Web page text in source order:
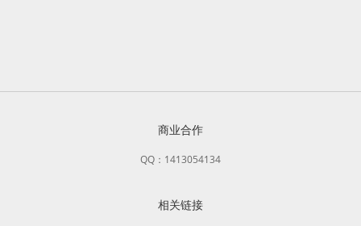
商业合作
QQ：1413054134
相关链接